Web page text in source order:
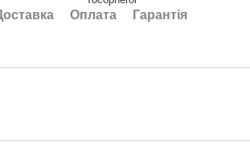
Оплата Гарантія